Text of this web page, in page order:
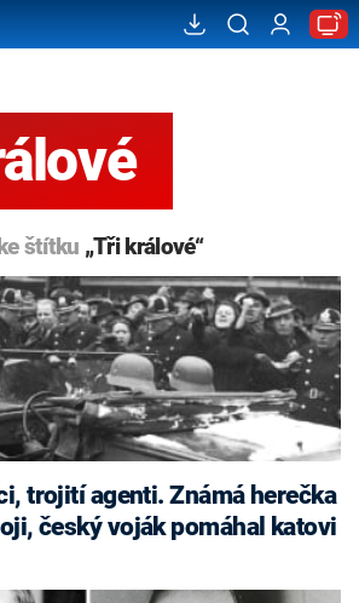
štítku „Tři králové“
trojití agenti. Známá herečka
český voják pomáhal katovi